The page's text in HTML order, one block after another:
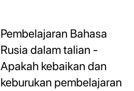
Pembelajaran Bahasa
Rusia dalam talian -
Apakah kebaikan dan
keburukan pembelajaran